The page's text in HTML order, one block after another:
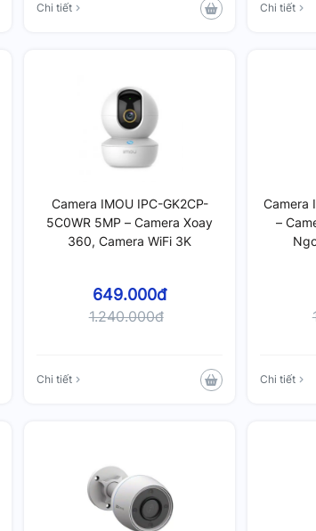
Chi tiết Chi tiết
Camera IMOU IPC-GK2CP-
5C0WR 5MP – Camera Xoay
360, Camera WiFi 3K
649.000đ
1.240.000đ
Chi tiết
Camera
–
Chi tiết